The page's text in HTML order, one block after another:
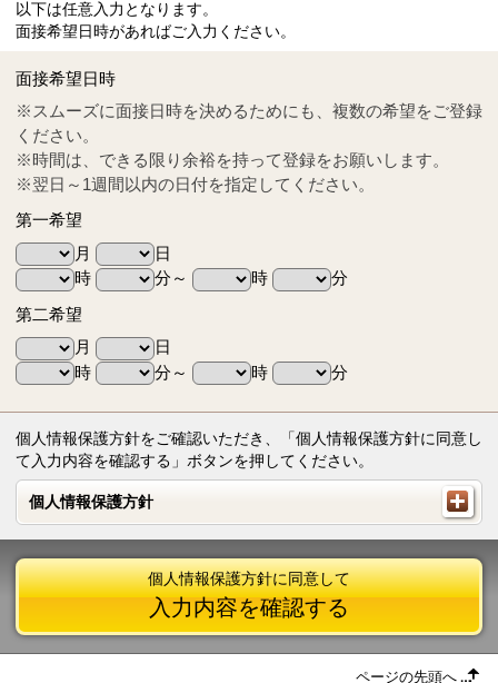
Tel
0570-55-0314
以下は任意入力となります。
面接希望日時があればご入力ください。
面接希望日時
※スムーズに面接日時を決めるためにも、複数の希望をご登録
ください。
※時間は、できる限り余裕を持って登録をお願いします。
※翌日～1週間以内の日付を指定してください。
第一希望
月
日
時
分～ 時
分
第二希望
月
日
時
分～ 時 分
個人情報保護方針をご確認いただき、「個人情報保護方針に同意し
て入力内容を確認する」ボタンを押してください。
個人情報保護方針
個人情報保護方針
個人情報保護方針に同意して
入力内容を確認する
ページの先頭へ